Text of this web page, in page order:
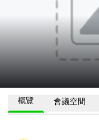
概覽 會議空間